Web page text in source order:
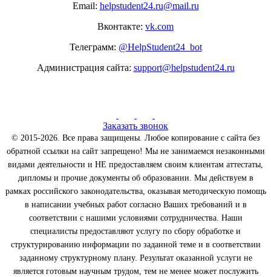
Email: helpstudent24.ru@mail.ru
Вконтакте: vk.com
Телеграмм: @HelpStudent24_bot
Администрация сайта: support@helpstudent24.ru
Заказать звонок
© 2015-2026. Все права защищены. Любое копирование с сайта без
обратной ссылки на сайт запрещено! Мы не занимаемся незаконными
видами деятельности и НЕ предоставляем своим клиентам аттестаты,
дипломы и прочие документы об образовании. Мы действуем в
рамках российского законодательства, оказывая методическую помощь
в написании учебных работ согласно Ваших требований и в
соответствии с нашими условиями сотрудничества. Наши
специалисты предоставляют услугу по сбору обработке и
структурированию информации по заданной теме и в соответствии
заданному структурному плану. Результат оказанной услуги не
является готовым научным трудом, тем не менее может послужить